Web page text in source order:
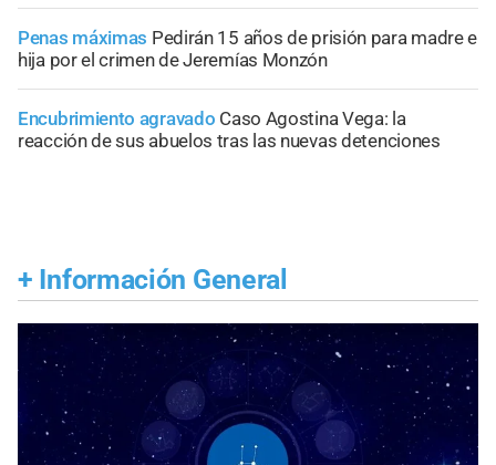
Penas máximas Pedirán 15 años de prisión para madre e
hija por el crimen de Jeremías Monzón
Encubrimiento agravado Caso Agostina Vega: la
reacción de sus abuelos tras las nuevas detenciones
+ Información General